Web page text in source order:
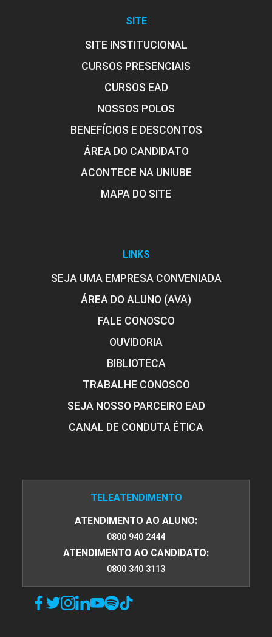
SITE
SITE INSTITUCIONAL
CURSOS PRESENCIAIS
CURSOS EAD
NOSSOS POLOS
BENEFÍCIOS E DESCONTOS
ÁREA DO CANDIDATO
ACONTECE NA UNIUBE
MAPA DO SITE
LINKS
SEJA UMA EMPRESA CONVENIADA
ÁREA DO ALUNO (AVA)
FALE CONOSCO
OUVIDORIA
BIBLIOTECA
TRABALHE CONOSCO
SEJA NOSSO PARCEIRO EAD
CANAL DE CONDUTA ÉTICA
TELEATENDIMENTO
ATENDIMENTO AO ALUNO:
0800 940 2444
ATENDIMENTO AO CANDIDATO:
0800 340 3113